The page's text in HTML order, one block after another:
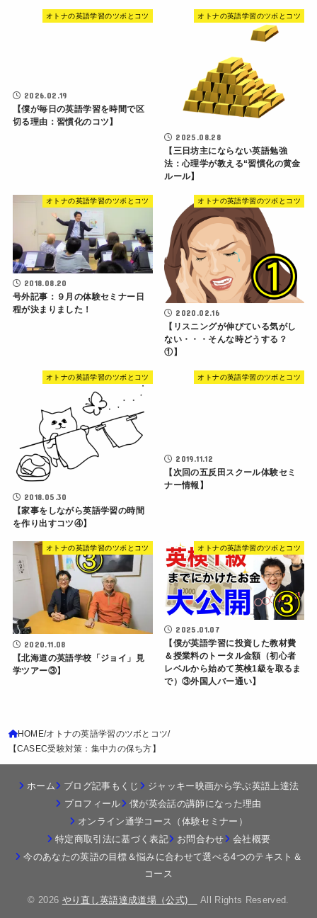
オトナの英語学習のツボとコツ
2026.02.19
【僕が毎日の英語学習を時間で区
切る理由：習慣化のコツ】
オトナの英語学習のツボとコツ
2025.08.28
【三日坊主にならない英語勉強
法：心理学が教える“習慣化の黄金
ルール】
オトナの英語学習のツボとコツ
2018.08.20
号外記事：９月の体験セミナー日
程が決まりました！
オトナの英語学習のツボとコツ
2020.02.16
【リスニングが伸びている気がし
ない・・・そんな時どうする？
①】
オトナの英語学習のツボとコツ
2018.05.30
【家事をしながら英語学習の時間
を作り出すコツ④】
オトナの英語学習のツボとコツ
2019.11.12
【次回の五反田スクール体験セミ
ナー情報】
オトナの英語学習のツボとコツ
2020.11.08
【北海道の英語学校「ジョイ」見
学ツアー③】
オトナの英語学習のツボとコツ
2025.01.07
【僕が英語学習に投資した教材費
＆授業料のトータル金額（初心者
レベルから始めて英検1級を取るま
で）③外国人バー通い】
HOME オトナの英語学習のツボとコツ
【CASEC受験対策：集中力の保ち方】
ホーム ブログ記事もくじ
ジャッキー映画から学ぶ英語上達法
プロフィール
僕が英会話の講師になった理由
オンライン通学コース（体験セミナー）
特定商取引法に基づく表記
お問合わせ
会社概要
今のあなたの英語の目標＆悩みに合わせて選べる4つのテキスト＆
コース
© 2026 やり直し英語達成道場（公式) All Rights Reserved.